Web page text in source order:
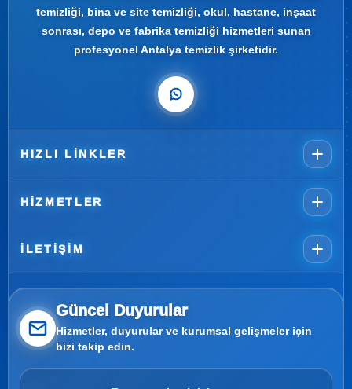
temizliği, bina ve site temizliği, okul, hastane, inşaat
sonrası, depo ve fabrika temizliği hizmetleri sunan
profesyonel Antalya temizlik şirketidir.
HIZLI LINKLER
HIZMETLER
İLETIŞIM
Güncel Duyurular
Hizmetler, duyurular ve kurumsal gelişmeler için
bizi takip edin.